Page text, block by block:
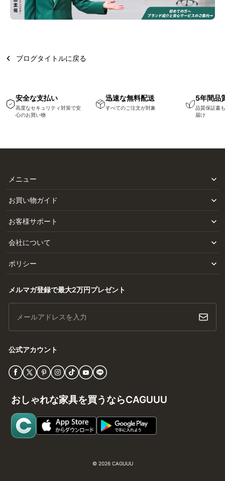
ブログタイトルに戻る
安全な支払い
高度なセキュリティ対策で安
心のお買い物
迅速な無料配送
すべてのご注文が対象
5年間品
品質保証書
届け
メニュー
お買い物ガイド
お客様サポート
会社について
ポリシー
メルマガ登録で最大2万円プレゼント
メールアドレスを入力
公式アカウント
おしゃれな家具を買うならCAGUUU
© 2026 CAGUUU